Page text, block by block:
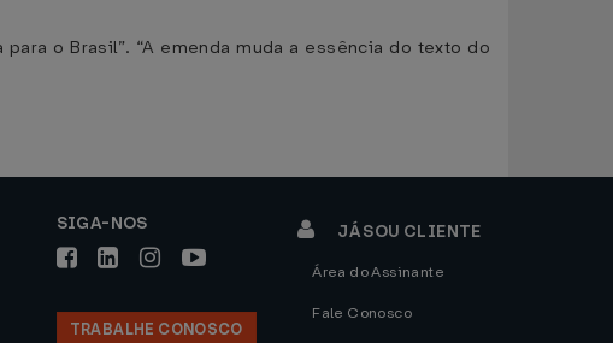
o Brasil”. “A emenda muda a essência do texto do
SIGA-NOS
TRABALHE CONOSCO
JÁ SOU CLIENTE
Área do Assinante
Fale Conosco